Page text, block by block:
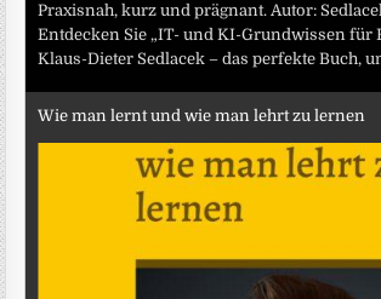
Praxisnah, kurz und prägnant. Autor:
Entdecken Sie „IT- und KI-Grundwissen für
Klaus-Dieter Sedlacek – das perfekte Buch,
Wie man lernt und wie man lehrt zu lernen